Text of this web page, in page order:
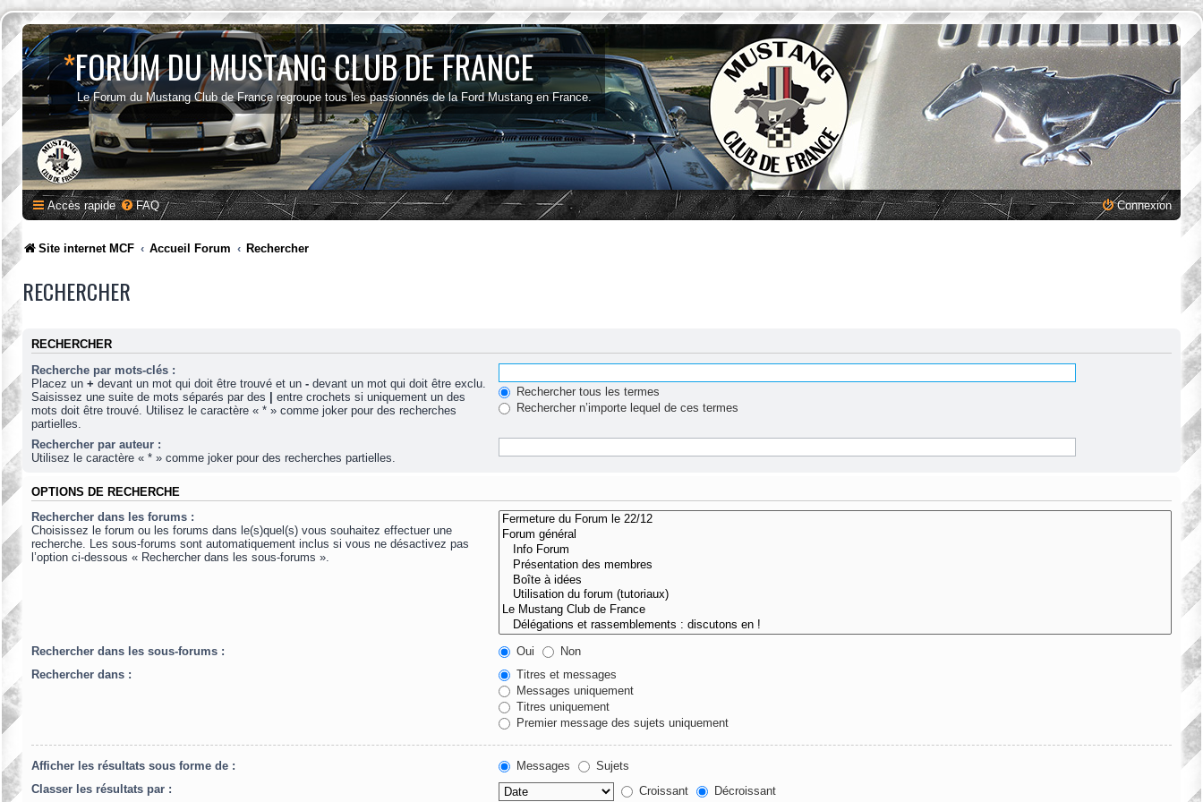
*FORUM DU MUSTANG CLUB DE FRANCE
Le Forum du Mustang Club de France regroupe tous les passionnés de la Ford Mustang en France.
Accès rapide FAQ Connexion
Site internet MCF Accueil Forum Rechercher
RECHERCHER
RECHERCHER
Recherche par mots-clés :
Placez un + devant un mot qui doit être trouvé et un - devant un mot qui doit être exclu.
Saisissez une suite de mots séparés par des | entre crochets si uniquement un des
mots doit être trouvé. Utilisez le caractère « * » comme joker pour des recherches
partielles.
Rechercher tous les termes
Rechercher n’importe lequel de ces termes
Rechercher par auteur :
Utilisez le caractère « * » comme joker pour des recherches partielles.
OPTIONS DE RECHERCHE
Rechercher dans les forums :
Choisissez le forum ou les forums dans le(s)quel(s) vous souhaitez effectuer une
recherche. Les sous-forums sont automatiquement inclus si vous ne désactivez pas
l’option ci-dessous « Rechercher dans les sous-forums ».
Rechercher dans les sous-forums : Oui
Non
Rechercher dans :
Titres et messages
Messages uniquement
Titres uniquement
Premier message des sujets uniquement
Afficher les résultats sous forme de : Messages
Sujets
Classer les résultats par :
Croissant Décroissant